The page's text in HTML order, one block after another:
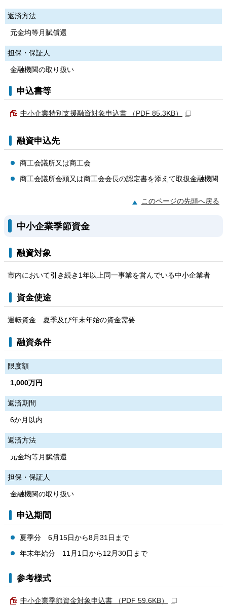
返済方法
元金均等月賦償還
担保・保証人
金融機関の取り扱い
申込書等
中小企業特別支援融資対象申込書 （PDF 85.3KB）
融資申込先
商工会議所又は商工会
商工会議所会頭又は商工会会長の認定書を添えて取扱金融機関
このページの先頭へ戻る
中小企業季節資金
融資対象
市内において引き続き1年以上同一事業を営んでいる中小企業者
資金使途
運転資金 夏季及び年末年始の資金需要
融資条件
限度額
1,000万円
返済期間
6か月以内
返済方法
元金均等月賦償還
担保・保証人
金融機関の取り扱い
申込期間
夏季分 6月15日から8月31日まで
年末年始分 11月1日から12月30日まで
参考様式
中小企業季節資金対象申込書 （PDF 59.6KB）